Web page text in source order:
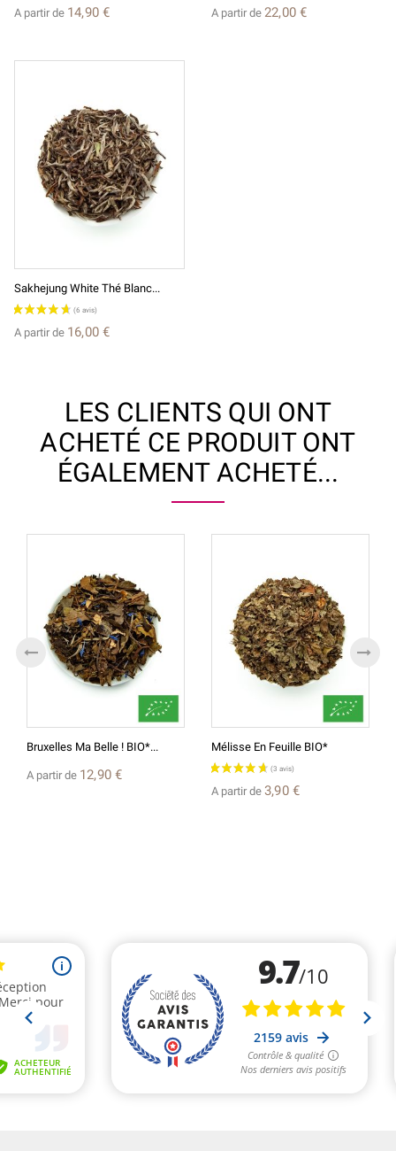
A partir de 14,90 € A partir de 22,00 €
Sakhejung White Thé Blanc...
A partir de 16,00 €
LES CLIENTS QUI ONT
ACHETÉ CE PRODUIT ONT
ÉGALEMENT ACHETÉ...
Bruxelles Ma Belle ! BIO*...
A partir de 12,90 €
Mélisse En Feuille BIO*
A partir de 3,90 €